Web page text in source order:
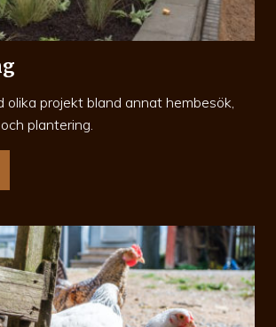
olika projekt bland annat hembesök,
plantering.